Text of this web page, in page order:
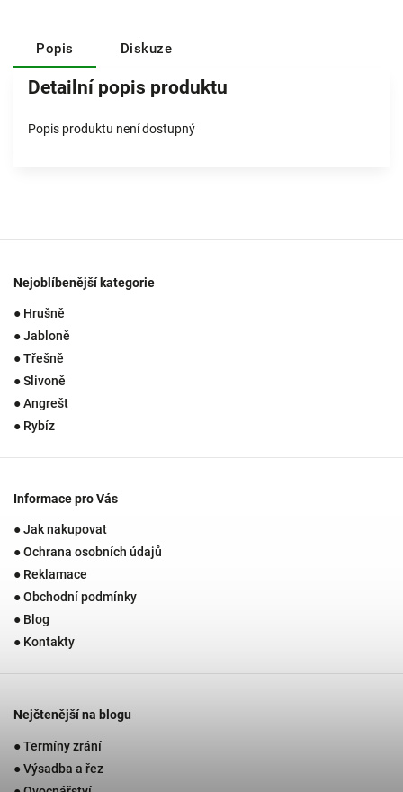
Popis Diskuze
Detailní popis produktu
Popis produktu není dostupný
Nejoblíbenější kategorie
● Hrušně
● Jabloně
● Třešně
● Slivoně
● Angrešt
● Rybíz
Informace pro Vás
● Jak nakupovat
● Ochrana osobních údajů
● Reklamace
● Obchodní podmínky
● Blog
● Kontakty
Nejčtenější na blogu
● Termíny zrání
● Výsadba a řez